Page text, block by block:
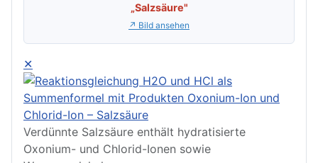
„Salzsäure"
↗ Bild ansehen
✕
Verdünnte Salzsäure enthält hydratisierte
Oxonium- und Chlorid-Ionen sowie